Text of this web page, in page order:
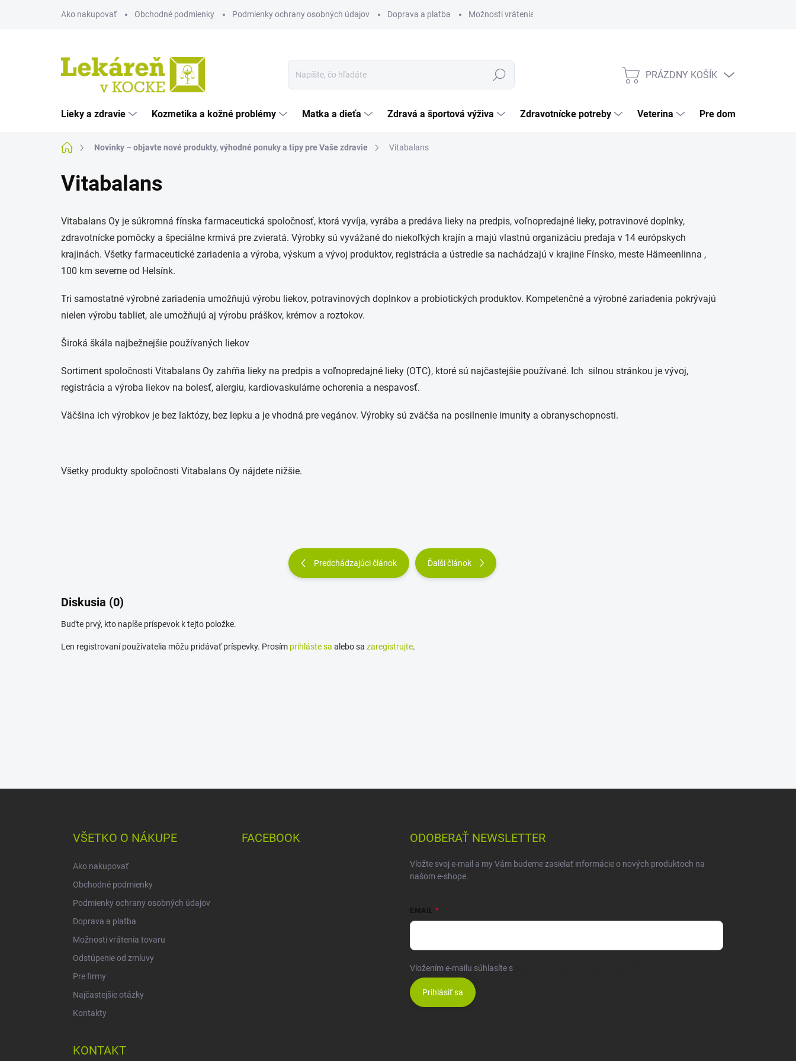
Ako nakupovať Obchodné podmienky Podmienky ochrany osobných údajov Doprava a platba Možnosti vrátenia tovaru
Hľadať
NÁKUPNÝ
PRÁZDNY KOŠÍK
Lieky a zdravie Kozmetika a kožné problémy Matka a dieťa Zdravá a športová výživa Zdravotnícke potreby Veterina Pre domácnosť
DomovNovinky – objavte nové produkty, výhodné ponuky a tipy pre Vaše zdravie Vitabalans
Vitabalans
Vitabalans Oy je súkromná fínska farmaceutická spoločnosť, ktorá vyvíja, vyrába a predáva lieky na predpis, voľnopredajné lieky, potravinové doplnky,
zdravotnícke pomôcky a špeciálne krmivá pre zvieratá. Výrobky sú vyvážané do niekoľkých krajín a majú vlastnú organizáciu predaja v 14 európskych
krajinách. Všetky farmaceutické zariadenia a výroba, výskum a vývoj produktov, registrácia a ústredie sa nachádzajú v krajine Fínsko, meste Hämeenlinna ,
100 km severne od Helsínk.
Tri samostatné výrobné zariadenia umožňujú výrobu liekov, potravinových doplnkov a probiotických produktov. Kompetenčné a výrobné zariadenia pokrývajú
nielen výrobu tabliet, ale umožňujú aj výrobu práškov, krémov a roztokov.
Široká škála najbežnejšie používaných liekov
Sortiment spoločnosti Vitabalans Oy zahŕňa lieky na predpis a voľnopredajné lieky (OTC), ktoré sú najčastejšie používané. Ich silnou stránkou je vývoj,
registrácia a výroba liekov na bolesť, alergiu, kardiovaskulárne ochorenia a nespavosť.
Väčšina ich výrobkov je bez laktózy, bez lepku a je vhodná pre vegánov. Výrobky sú zväčša na posilnenie imunity a obranyschopnosti.
Všetky produkty spoločnosti Vitabalans Oy nájdete nižšie.
Predchádzajúci článok Ďalší článok
Diskusia (0)
Buďte prvý, kto napíše príspevok k tejto položke.
Len registrovaní používatelia môžu pridávať príspevky. Prosím prihláste sa alebo sa zaregistrujte.
VŠETKO O NÁKUPE
Ako nakupovať
Obchodné podmienky
Podmienky ochrany osobných údajov
Doprava a platba
Možnosti vrátenia tovaru
Odstúpenie od zmluvy
Pre firmy
Najčastejšie otázky
Kontakty
FACEBOOK ODOBERAŤ NEWSLETTER
Vložte svoj e-mail a my Vám budeme zasielať informácie o nových produktoch na
našom e-shope.
EMAIL
Vložením e-mailu súhlasíte s
Prihlásiť sa
KONTAKT